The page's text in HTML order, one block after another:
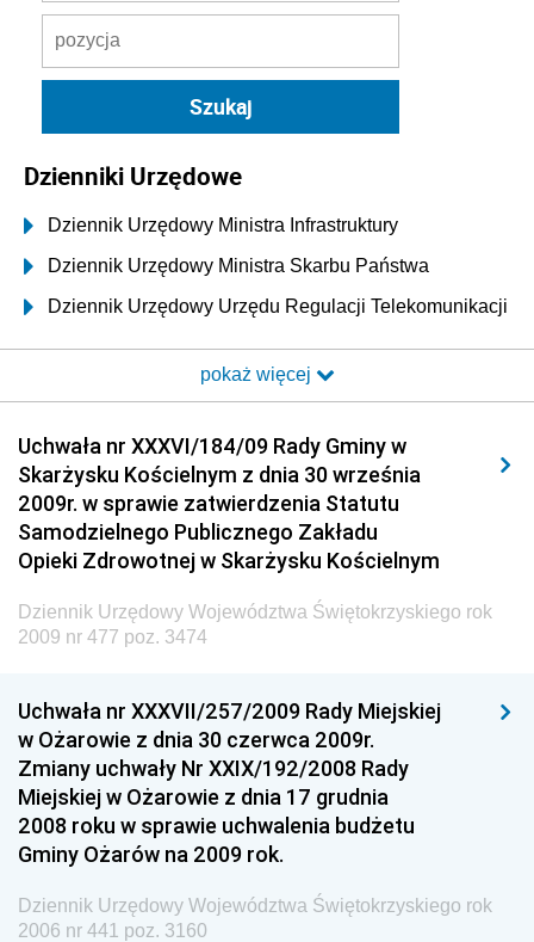
Dzienniki Urzędowe
Dziennik Urzędowy Ministra Infrastruktury
Dziennik Urzędowy Ministra Skarbu Państwa
Dziennik Urzędowy Urzędu Regulacji Telekomunikacji
Dziennik Urzędowy Ministra Transportu i Budownictwa
Elektronicznej
Dziennik Urzędowy Ministra Spraw Wewnętrznych i
Administracji
Dziennik Urzędowy Ministra Transportu
Dziennik Urzędowy Ministra Budownictwa
Dziennik Urzędowy Ministra Nauki i Szkolnictwa
Dziennik Urzędowy Głównego Urzędu Miar
Dziennik Urzędowy Ministra Rolnictwa i Rozwoju Wsi
Dziennik Urzędowy Ministra Edukacji Narodowej i
Sportu
Dziennik Urzędowy Ministra Edukacji i Nauki
Dziennik Urzędowy Ministra Edukacji Narodowej
Dziennik Urzędowy Ministra Gospodarki Morskiej
pokaż więcej
Uchwała nr XXXVI/184/09 Rady Gminy w
Skarżysku Kościelnym z dnia 30 września
2009r. w sprawie zatwierdzenia Statutu
Samodzielnego Publicznego Zakładu
Opieki Zdrowotnej w Skarżysku Kościelnym
Dziennik Urzędowy Województwa Świętokrzyskiego rok
2009 nr 477 poz. 3474
Uchwała nr XXXVII/257/2009 Rady Miejskiej
w Ożarowie z dnia 30 czerwca 2009r.
Zmiany uchwały Nr XXIX/192/2008 Rady
Miejskiej w Ożarowie z dnia 17 grudnia
2008 roku w sprawie uchwalenia budżetu
Gminy Ożarów na 2009 rok.
Dziennik Urzędowy Województwa Świętokrzyskiego rok
2006 nr 441 poz. 3160